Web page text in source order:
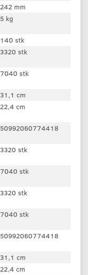
242 mm
5 kg
140 stk
3320 stk
7040 stk
31,1 cm
22,4 cm
50992060774418
3320 stk
7040 stk
3320 stk
7040 stk
50992060774418
31,1 cm
22,4 cm